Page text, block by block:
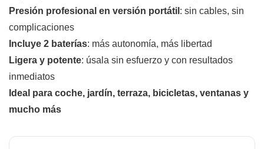
Presión profesional en versión portátil : sin cables, sin
complicaciones
Incluye 2 baterías: más autonomía, más libertad
Ligera y potente: úsala sin esfuerzo y con resultados
inmediatos
Ideal para coche, jardín, terraza, bicicletas, ventanas y
mucho más